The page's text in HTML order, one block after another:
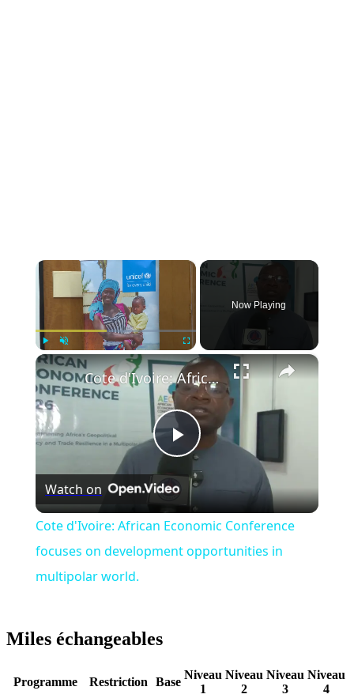
×
Play Unmute Fullscreen
Now Playing
×
Play
Video
Cote d'Ivoire: African Economic Conference focuses on development opportunities in multipolar world.
Watch on
Cote d'Ivoire: African Economic Conference
focuses on development opportunities in
multipolar world.
Miles échangeables
Programme Restriction Base
Niveau
1
Niveau
2
Niveau
3
Niveau
4